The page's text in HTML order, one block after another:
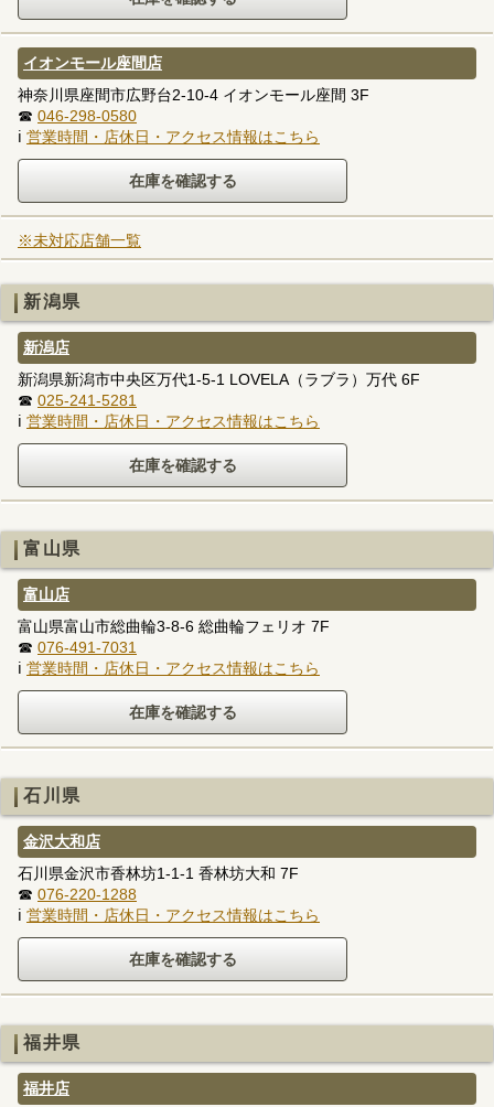
イオンモール座間店
神奈川県座間市広野台2-10-4 イオンモール座間 3F
☎ 046-298-0580
ℹ 営業時間・店休日・アクセス情報はこちら
※未対応店舗一覧
新潟県
新潟店
新潟県新潟市中央区万代1-5-1 LOVELA（ラブラ）万代 6F
☎ 025-241-5281
ℹ 営業時間・店休日・アクセス情報はこちら
富山県
富山店
富山県富山市総曲輪3-8-6 総曲輪フェリオ 7F
☎ 076-491-7031
ℹ 営業時間・店休日・アクセス情報はこちら
石川県
金沢大和店
石川県金沢市香林坊1-1-1 香林坊大和 7F
☎ 076-220-1288
ℹ 営業時間・店休日・アクセス情報はこちら
福井県
福井店